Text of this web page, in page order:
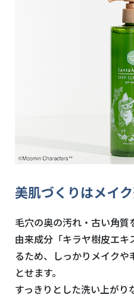
美肌づくりはメイ
毛穴の奥の汚れ・古い角質
由来成分「キラヤ樹皮エ
るため、しっかりメイク
とせます。
すっきりとした洗い上が